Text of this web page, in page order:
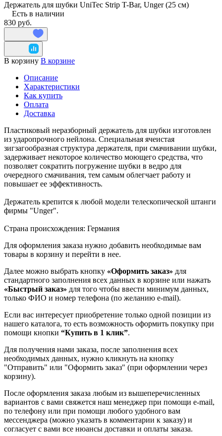
Держатель для шубки UniTec Strip T-Bar, Unger (25 см)
Есть в наличии
830 руб.
В корзину В корзине
Описание
Характеристики
Как купить
Оплата
Доставка
Пластиковый неразборный держатель для шубки изготовлен
из ударопрочного нейлона. Специальная ячеистая
зигзагообразная структура держателя, при смачивании шубки,
задерживает некоторое количество моющего средства, что
позволяет сократить погружение шубки в ведро для
очередного смачивания, тем самым облегчает работу и
повышает ее эффективность.
Держатель крепится к любой модели телескопической штанги
фирмы "Unger".
Страна происхождения: Германия
Для оформления заказа нужно добавить необходимые вам
товары в корзину и перейти в нее.
Далее можно выбрать кнопку «Оформить заказ» для
стандартного заполнения всех данных в корзине или нажать
«Быстрый заказ» для того чтобы ввести минимум данных,
только ФИО и номер телефона (по желанию e-mail).
Если вас интересует приобретение только одной позиции из
нашего каталога, то есть возможность оформить покупку при
помощи кнопки “Купить в 1 клик”.
Для получения нами заказа, после заполнения всех
необходимых данных, нужно кликнуть на кнопку
"Отправить" или "Оформить заказ" (при оформлении через
корзину).
После оформления заказа любым из вышеперечисленных
вариантов с вами свяжется наш менеджер при помощи e-mail,
по телефону или при помощи любого удобного вам
мессенджера (можно указать в комментарии к заказу) и
согласует с вами все нюансы доставки и оплаты заказа.